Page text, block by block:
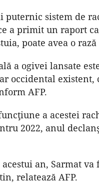
puternic sistem de
a primit un raport
poate avea o
a ogivei lansate
occidental
AFP.
a acestei
2022, anul
acestui an, Sarmat
relatează AFP.